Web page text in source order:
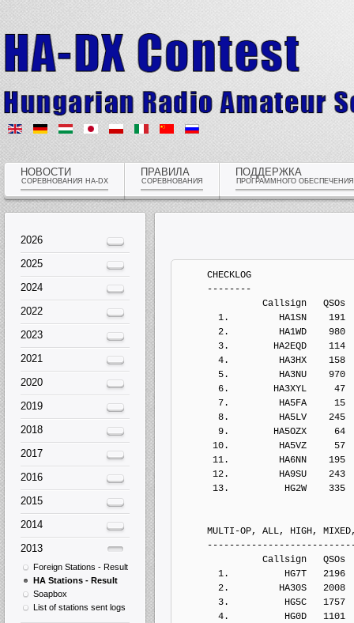
НОВОСТИ
СОРЕВНОВАНИЯ HA-DX
ПРАВИЛА
СОРЕВНОВАНИЯ
ПОДДЕРЖКА
ПРОГРАММНОГО ОБЕСПЕЧЕНИЯ
CHECKLOG
--------
Callsign   QSOs  Points
1.         HA1SN    191
2.         HA1WD    980
3.        HA2EQD    114
4.         HA3HX    158
5.         HA3NU    970
6.        HA3XYL     47
7.         HA5FA     15
8.         HA5LV    245
9.        HA5OZX     64
10.         HA5VZ     57
11.         HA6NN    195
12.         HA9SU    243
13.          HG2W    335
MULTI-OP, ALL, HIGH, MIXED,
Callsign   QSOs  Points
1.          HG7T   2196
2.         HA30S   2008
3.          HG5C   1757
4.          HG0D   1101
2026
2025
2024
2022
2023
2021
2020
2019
2018
2017
2016
2015
2014
2013
Foreign Stations - Result
HA Stations - Result
Soapbox
List of stations sent logs